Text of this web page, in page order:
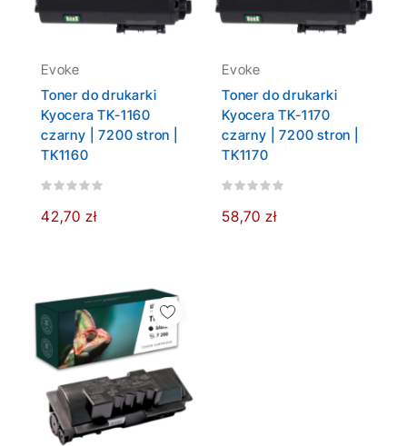
Evoke
Toner do drukarki
Kyocera TK-1160
czarny | 7200 stron |
TK1160
42,70 zł
Evoke
Toner do drukarki
Kyocera TK-1170
czarny | 7200 stron |
TK1170
58,70 zł